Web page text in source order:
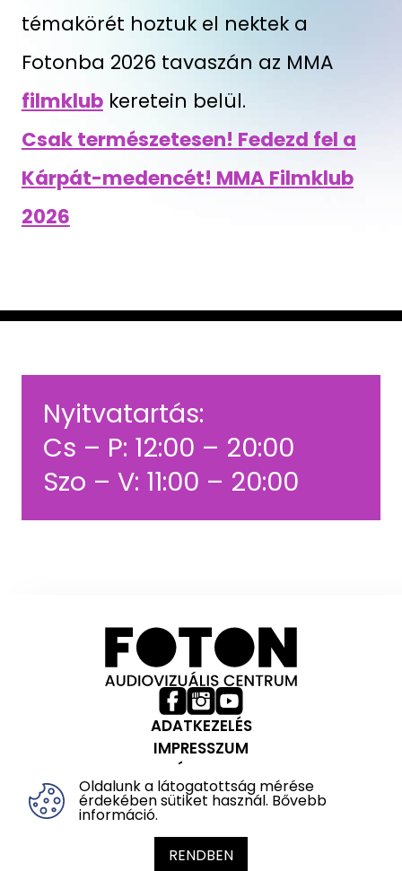
témakörét hoztuk el nektek a
Fotonba 2026 tavaszán az MMA
filmklubkeretein belül.
Csak természetesen! Fedezd fel a
Kárpát-medencét! MMA Filmklub
2026
Nyitvatartás:
Cs – P: 12:00 – 20:00
Szo – V: 11:00 – 20:00
ADATKEZELÉS
IMPRESSZUM
HÁZIREND
Partnereink:
Veszprém-Balaton 2023
Európa Kulturális Fővárosa
Oldalunk a látogatottság mérése
érdekében sütiket használ. Bővebb
információ.
RENDBEN